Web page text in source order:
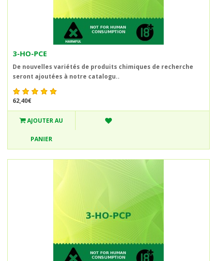
3-HO-PCE
De nouvelles variétés de produits chimiques de recherche
seront ajoutées à notre catalogu..
62,40€
AJOUTER AU
PANIER